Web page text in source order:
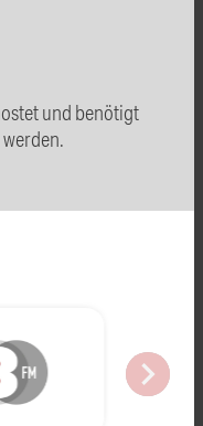
und benötigt
chevron_right